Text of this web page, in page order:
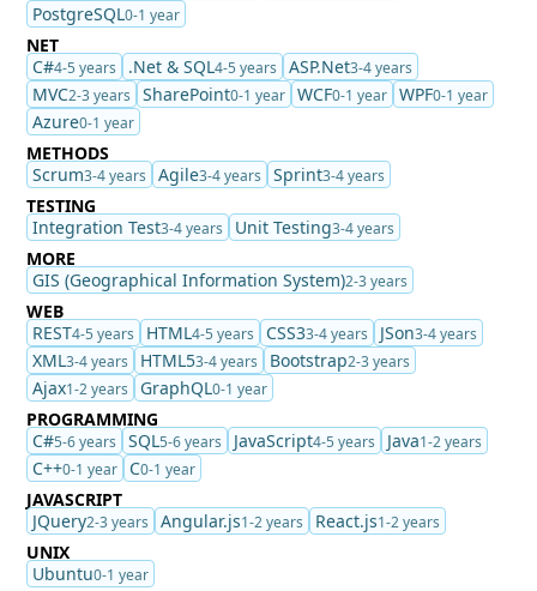
PostgreSQL0-1 year
NET
C#4-5 years .Net & SQL4-5 years ASP.Net3-4 years
MVC2-3 years SharePoint0-1 year WCF0-1 year WPF0-1 year
Azure0-1 year
METHODS
Scrum3-4 years Agile3-4 years Sprint3-4 years
TESTING
Integration Test3-4 years Unit Testing3-4 years
MORE
GIS (Geographical Information System)2-3 years
WEB
REST4-5 years HTML4-5 years CSS33-4 years JSon3-4 years
XML3-4 years HTML53-4 years Bootstrap2-3 years
Ajax1-2 years GraphQL0-1 year
PROGRAMMING
C#5-6 years SQL5-6 years JavaScript4-5 years Java1-2 years
C++0-1 year C0-1 year
JAVASCRIPT
JQuery2-3 years Angular.js1-2 years React.js1-2 years
UNIX
Ubuntu0-1 year